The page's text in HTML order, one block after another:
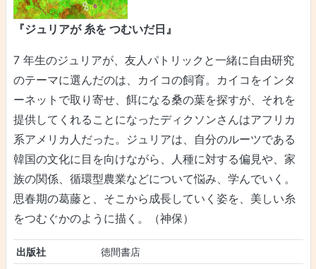
『ジュリアが 糸を つむいだ日』
7 年生のジュリアが、友人パトリックと一緒に自由研究
のテーマに選んだのは、カイコの飼育。カイコをインタ
ーネットで取り寄せ、餌になる桑の葉を探すが、それを
提供してくれることになったディクソンさんはアフリカ
系アメリカ人だった。ジュリアは、自分のルーツである
韓国の文化に目を向けながら、人種に対する偏見や、家
族の関係、循環型農業などについて悩み、学んでいく。
思春期の葛藤と、そこから成長していく姿を、美しい糸
をつむぐかのように描く。（神保）
出版社
徳間書店